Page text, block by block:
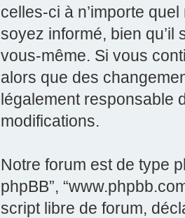
celles-ci à n’importe
soyez informé, bien
vous-même. Si vous
alors que des
légalement responsable
modifications.
Notre forum est de type
phpBB”,
script libre de forum,